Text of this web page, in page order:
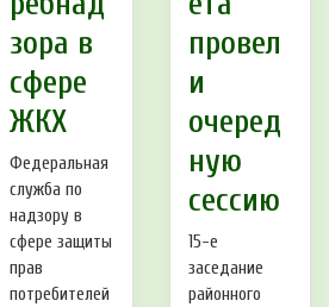
зора в
сфере
ЖКХ
Федеральная
служба по
надзору в
сфере защиты
прав
потребителей
провел
и
очеред
ную
сессию
15-е
заседание
районного